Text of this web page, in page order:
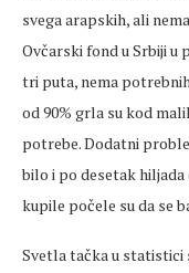
svega arapskih, ali
Ovčarski fond u Srbiji u
tri puta, nema
od 90% grla su kod
potrebe. Dodatni
bilo i po desetak
kupile počele su da se
Svetla tačka u statistici